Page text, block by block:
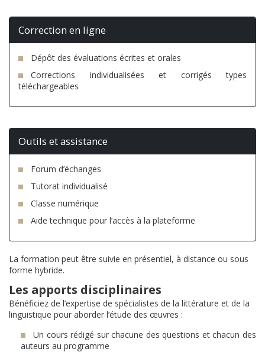
Correction en ligne
Dépôt des évaluations écrites et orales
Corrections individualisées et corrigés types
téléchargeables
Outils et assistance
Forum d’échanges
Tutorat individualisé
Classe numérique
Aide technique pour l’accès à la plateforme
La formation peut être suivie en présentiel, à distance ou sous
forme hybride.
Les apports disciplinaires
Bénéficiez de l’expertise de spécialistes de la littérature et de la
linguistique pour aborder l’étude des œuvres :
Un cours rédigé sur chacune des questions et chacun des
auteurs au programme